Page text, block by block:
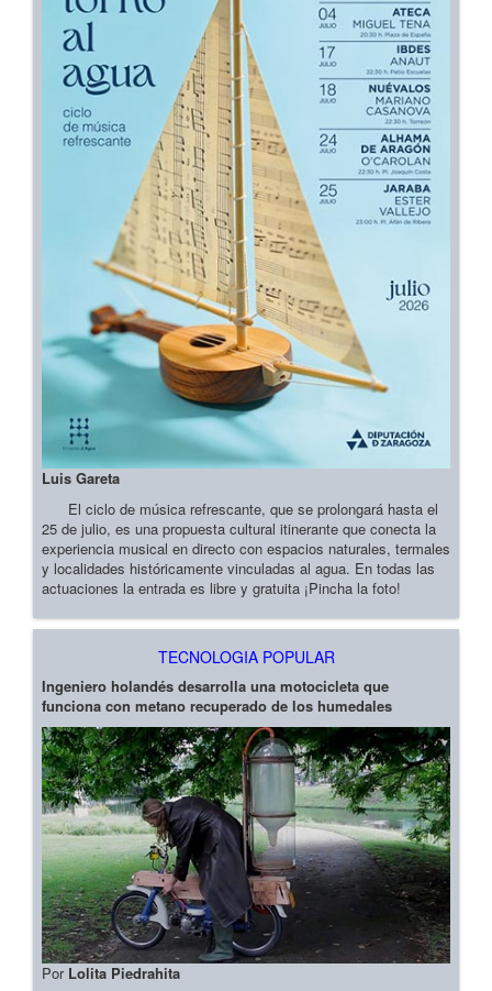
Luis Gareta
El ciclo de música refrescante, que se prolongará hasta el
25 de julio, es una propuesta cultural itinerante que conecta la
experiencia musical en directo con espacios naturales, termales
y localidades históricamente vinculadas al agua. En todas las
actuaciones la entrada es libre y gratuita ¡Pincha la foto!
TECNOLOGIA POPULAR
Ingeniero holandés desarrolla una motocicleta que
funciona con metano recuperado de los humedales
Por Lolita Piedrahita